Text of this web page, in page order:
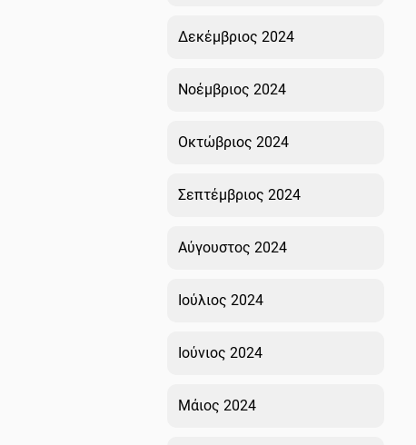
Δεκέμβριος 2024
Νοέμβριος 2024
Οκτώβριος 2024
Σεπτέμβριος 2024
Αύγουστος 2024
Ιούλιος 2024
Ιούνιος 2024
Μάιος 2024